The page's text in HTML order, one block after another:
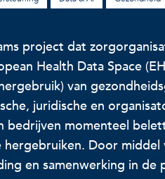
project dat
Health Data Space
van
juridische en
bedrijven momenteel
Door middel
en samenwerking in